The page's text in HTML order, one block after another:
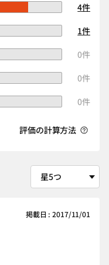
4件
1件
0件
0件
0件
評価の計算方法
掲載日 : 2017/11/01